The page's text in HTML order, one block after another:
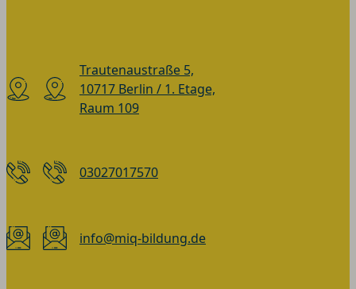
Trautenaustraße 5,
10717 Berlin / 1. Etage,
Raum 109
03027017570
info@miq-bildung.de